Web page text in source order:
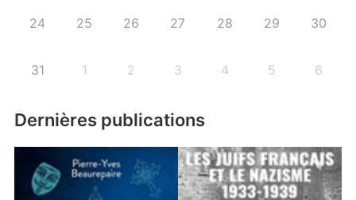
24 25 26 27 28 29 30
31 1 2 3 4 5 6
Dernières publications